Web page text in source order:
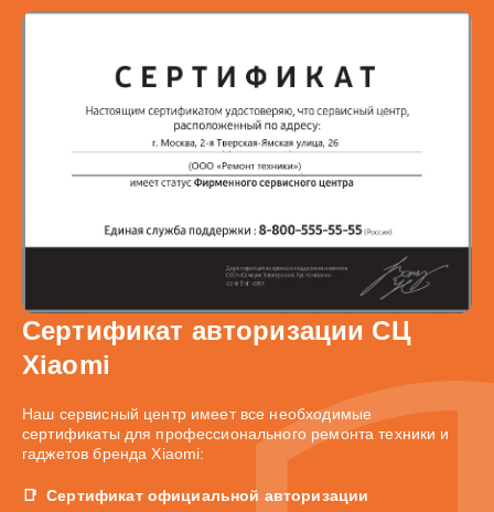
Сертификат авторизации СЦ
Xiaomi
Наш сервисный центр имеет все необходимые
сертификаты для профессионального ремонта техники и
гаджетов бренда Xiaomi:
Сертификат официальной авторизации